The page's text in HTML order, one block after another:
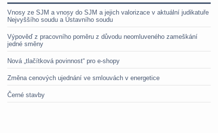
Vnosy ze SJM a vnosy do SJM a jejich valorizace v aktuální judikatuře
Nejvyššího soudu a Ústavního soudu
Výpověď z pracovního poměru z důvodu neomluveného zameškání
jedné směny
Nová „tlačítková povinnost“ pro e-shopy
Změna cenových ujednání ve smlouvách v energetice
Černé stavby